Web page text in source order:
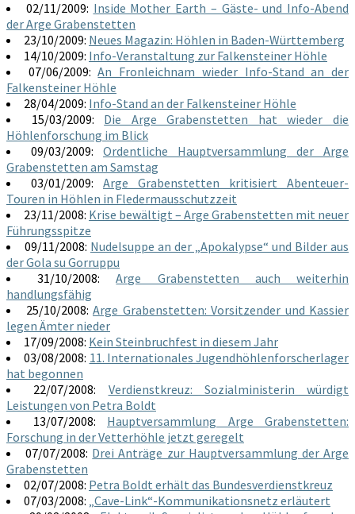
02/11/2009: Inside Mother Earth – Gäste- und Info-Abend
der Arge Grabenstetten
23/10/2009: Neues Magazin: Höhlen in Baden-Württemberg
14/10/2009: Info-Veranstaltung zur Falkensteiner Höhle
07/06/2009:An Fronleichnam wieder Info-Stand an der
Falkensteiner Höhle
28/04/2009: Info-Stand an der Falkensteiner Höhle
15/03/2009: Die Arge Grabenstetten hat wieder die
Höhlenforschung im Blick
09/03/2009: Ordentliche Hauptversammlung der Arge
Grabenstetten am Samstag
03/01/2009: Arge Grabenstetten kritisiert Abenteuer-
Touren in Höhlen in Fledermausschutzzeit
23/11/2008: Krise bewältigt – Arge Grabenstetten mit neuer
Führungsspitze
09/11/2008: Nudelsuppe an der „Apokalypse“ und Bilder aus
der Gola su Gorruppu
31/10/2008:Arge Grabenstetten auch weiterhin
handlungsfähig
25/10/2008: Arge Grabenstetten: Vorsitzender und Kassier
legen Ämter nieder
17/09/2008: Kein Steinbruchfest in diesem Jahr
03/08/2008: 11. Internationales Jugendhöhlenforscherlager
hat begonnen
22/07/2008: Verdienstkreuz: Sozialministerin würdigt
Leistungen von Petra Boldt
13/07/2008: Hauptversammlung Arge Grabenstetten:
Forschung in der Vetterhöhle jetzt geregelt
07/07/2008: Drei Anträge zur Hauptversammlung der Arge
Grabenstetten
02/07/2008: Petra Boldt erhält das Bundesverdienstkreuz
07/03/2008: „Cave-Link“-Kommunikationsnetz erläutert